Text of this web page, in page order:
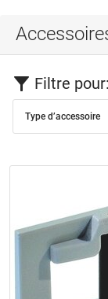
Filtre pour:
Type d’accessoire